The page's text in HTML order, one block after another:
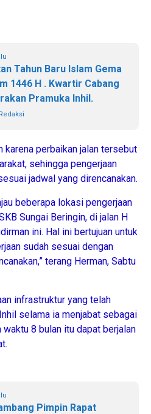
Tahun Baru Islam Gema
1446 H . Kwartir Cabang
Pramuka Inhil.
Redaksi
karena perbaikan jalan tersebut
sehingga pengerjaan
jadwal yang direncanakan.
beberapa lokasi pengerjaan
Sungai Beringin, di jalan H
ini. Hal ini bertujuan untuk
sudah sesuai dengan
terang Herman, Sabtu
infrastruktur yang telah
selama ia menjabat sebagai
8 bulan itu dapat berjalan
Pimpin Rapat